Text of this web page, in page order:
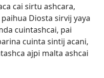
cai sirtu ashcara,
Diosta sirvij yaya
cuintashcai, pai
cuinta sintij acani,
ajpi malta ashcai